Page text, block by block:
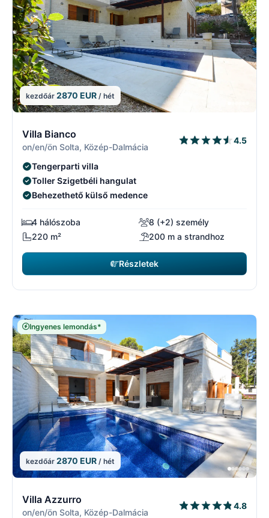
kezdőár 2870 EUR / hét
Villa Bianco
on/en/ön Solta, Közép-Dalmácia
4.5
Tengerparti villa
Toller Szigetbéli hangulat
Behezethető külső medence
4 hálószoba
8 (+2) személy
220 m²
200 m a strandhoz
Részletek
Ingyenes lemondás*
kezdőár 2870 EUR / hét
Villa Azzurro
on/en/ön Solta, Közép-Dalmácia
4.8